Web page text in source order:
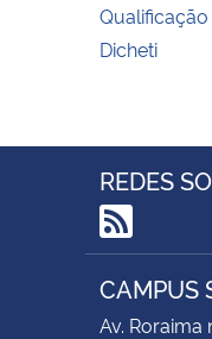
Dicheti
REDES
RSS
CAMPUS
Av. Roraima